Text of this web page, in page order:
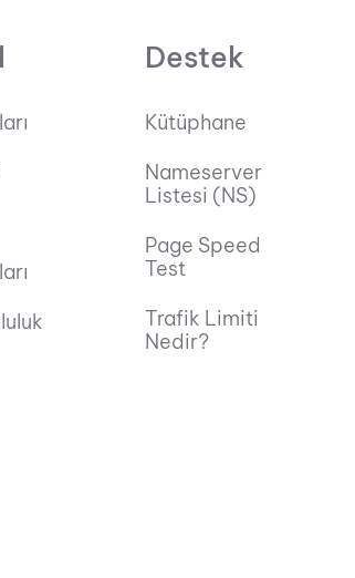
Destek
Kütüphane
Nameserver
Listesi (NS)
Page Speed
Test
Trafik Limiti
Nedir?